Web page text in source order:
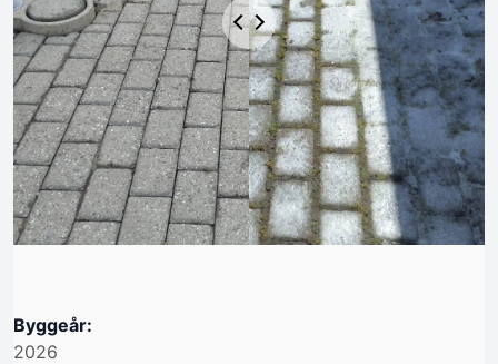
Byggeår:
2026